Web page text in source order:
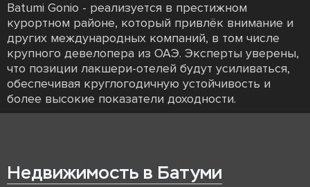
Batumi Gonio - реализуется в престижном
курортном районе, который привлёк внимание и
других международных компаний, в том числе
крупного девелопера из ОАЭ. Эксперты уверены,
что позиции лакшери-отелей будут усиливаться,
обеспечивая круглогодичную устойчивость и
более высокие показатели доходности.
Недвижимость в Батуми